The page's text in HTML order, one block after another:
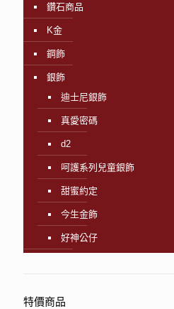
鑽石商品
K金
鋼飾
銀飾
迪士尼銀飾
真愛密碼
d2
呵護系列兒童銀飾
甜蜜約定
今生金飾
好神公仔
特價商品